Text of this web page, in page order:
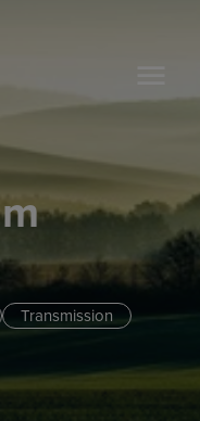
Transmission